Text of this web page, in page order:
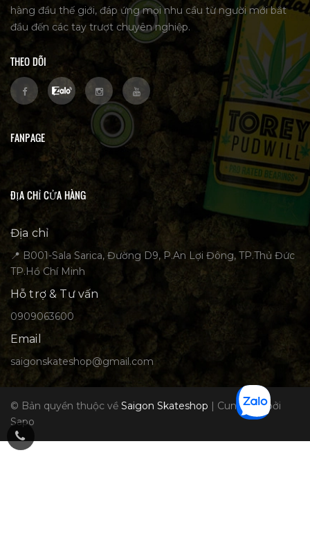
hàng đầu thế giới, đáp ứng mọi nhu cầu từ người mới bắt
đầu đến các tay trượt chuyên nghiệp.
THEO DÕI
FANPAGE
ĐỊA CHỈ CỬA HÀNG
Địa chỉ
📍 B001-Sala Sarica, Đường D9, P.An Lợi Đông, TP.Thủ Đức
TP.Hồ Chí Minh
Hỗ trợ & Tư vấn
0909063600
Email
saigonskateshop@gmail.com
© Bản quyền thuộc về Saigon Skateshop | Cung cấp bởi
Sapo